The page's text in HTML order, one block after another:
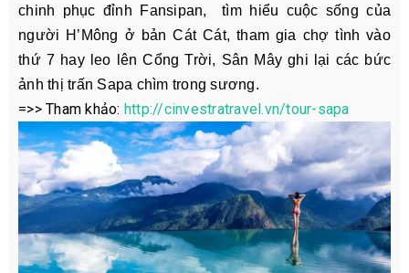
chinh phục đỉnh Fansipan, tìm hiểu cuộc sống của
người H’Mông ở bản Cát Cát, tham gia chợ tình vào
thứ 7 hay leo lên Cổng Trời, Sân Mây ghi lại các bức
ảnh thị trấn Sapa chìm trong sương.
=>> Tham khảo: http://cinvestratravel.vn/tour-sapa